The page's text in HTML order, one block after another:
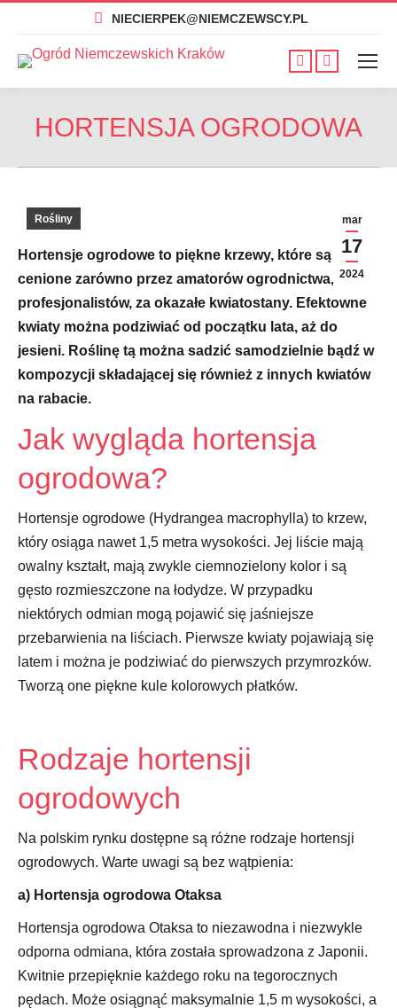
NIECIERPEK@NIEMCZEWSCY.PL
Facebook
się
w
nowym
Instagram
się
w
nowym
HORTENSJA OGRODOWA
mar
17
2024
Rośliny
Hortensje ogrodowe to piękne krzewy, które są
cenione zarówno przez amatorów ogrodnictwa, jak i
profesjonalistów, za okazałe kwiatostany. Efektowne
kwiaty można podziwiać od początku lata, aż do
jesieni. Roślinę tą można sadzić samodzielnie bądź w
kompozycji składającej się również z innych kwiatów
na rabacie.
Jak wygląda hortensja
ogrodowa?
Hortensje ogrodowe (Hydrangea macrophylla) to krzew,
który osiąga nawet 1,5 metra wysokości. Jej liście mają
owalny kształt, mają zwykle ciemnozielony kolor i są
gęsto rozmieszczone na łodydze. W przypadku
niektórych odmian mogą pojawić się jaśniejsze
przebarwienia na liściach. Pierwsze kwiaty pojawiają się
latem i można je podziwiać do pierwszych przymrozków.
Tworzą one piękne kule kolorowych płatków.
Rodzaje hortensji
ogrodowych
Na polskim rynku dostępne są różne rodzaje hortensji
ogrodowych. Warte uwagi są bez wątpienia:
a) Hortensja ogrodowa Otaksa
Hortensja ogrodowa Otaksa to niezawodna i niezwykle
odporna odmiana, która została sprowadzona z Japonii.
Kwitnie przepięknie każdego roku na tegorocznych
pędach. Może osiągnąć maksymalnie 1,5 m wysokości, a